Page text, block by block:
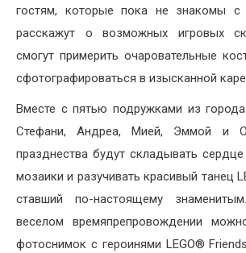
гостям, которые пока не знакомы с
расскажут о возможных игровых
смогут примерить очаровательные
сфотографироваться в изысканной
Вместе с пятью подружками из
Стефани, Андреа, Мией, Эммой и
празднества будут складывать
мозаики и разучивать красивый танец
ставший по-настоящему
веселом времяпрепровождении
фотоснимок с героинями LEGO®